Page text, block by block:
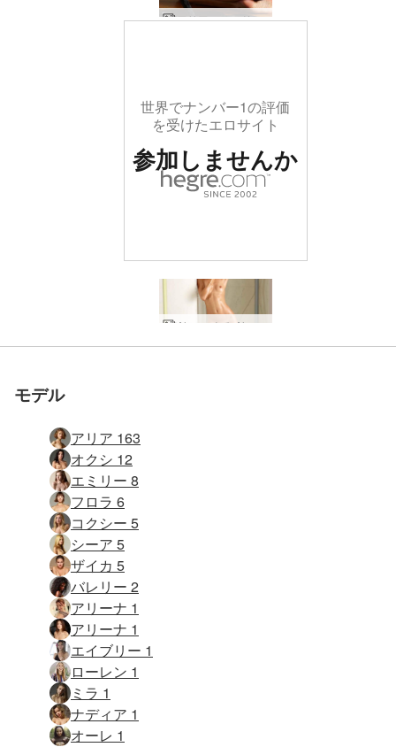
アリアのヌード自撮り
世界でナンバー1の評価
を受けたエロサイト
参加しませんか
Alya による Alya シャワー自撮り
アルヤ リオン 自己肖像画 パート２
アルヤ、リオン 肖像画パート１
アリア グリーンパンティー
アリア 白いパンティー
Alya モデル写真家
世界でナンバー1の評価
を受けたエロサイト
参加しませんか
アリアとオクシの要約
アリア自撮りアリアの裸の写真家
Alya と Oksi のバスルーム セッションAlya 超解像ヌード自撮り
オクシを撃つアリア
世界でナンバー1の評価
を受けたエロサイト
参加しませんか
Alya モデルと写真家
アリアヌードビューティー
Alya 裸のスーパー モデル
アリア カー ポルノ
アリアヌードエレガンス
Alya によってエミリーを誘惑する Alya
世界でナンバー1の評価
を受けたエロサイト
参加しませんか
Alya セクシー ソウル by Alya
アリアの白いシャツAlya Fast and Furious by Alya
アルヤ スパーモデルボディー
アルヤ プリンセスレイア
アルヤ アメージンググレース
アリア 窓光アリア レオパード
アリア ハートブレーカー
アリア アップル＆バブル
世界でナンバー1の評価
を受けたエロサイト
参加しませんか
アリア ブラックハロウィン
アリア＆Coアリア モニュメント
天使によるアリアアート
Alya 常にクリエイティブ
アリア ホーム ヌード
世界でナンバー1の評価
を受けたエロサイト
参加しませんか
Alya と Oksi の女性ファンタジーAlya ウクライナのアーティスト
Alya と Oksi のミラー アーティスト
アリアの一日、キエフ、ウクライナ
アリアヌードショー
Alya と Oksi のエロティックなファンタジー
世界でナンバー1の評価
を受けたエロサイト
参加しませんか
アリアとオクシ ウクライナのユートピア
モデル
アリア 163
オクシ 12
エミリー 8
フロラ 6
コクシー 5
シーア 5
ザイカ 5
バレリー 2
アリーナ 1
アリーナ 1
エイブリー 1
ローレン 1
ミラ 1
ナディア 1
オーレ 1